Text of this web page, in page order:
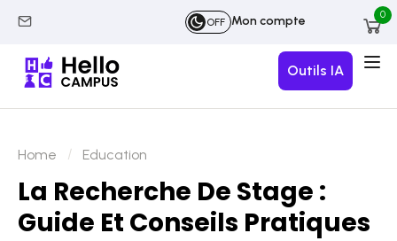
OFF Mon compte 0
Outils IA
Home Education
La Recherche De Stage :
Guide Et Conseils Pratiques